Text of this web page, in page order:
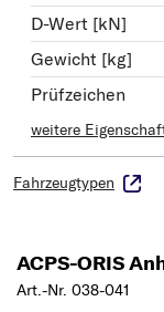
D-Wert [kN]
Gewicht [kg]
Prüfzeichen
weitere
Fahrzeugtypen
ACPS-ORIS
Art.-Nr. 038-041